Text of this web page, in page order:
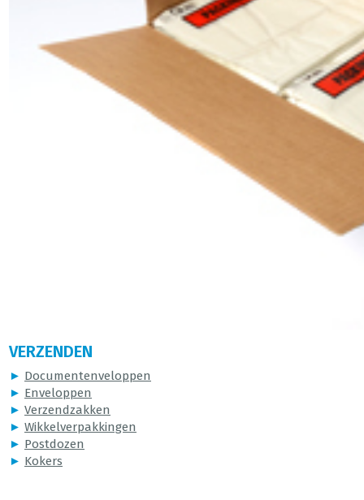
VERZENDEN
► Documentenveloppen
► Enveloppen
► Verzendzakken
► Wikkelverpakkingen
► Postdozen
► Kokers